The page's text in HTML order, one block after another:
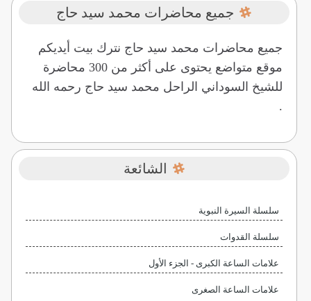
جميع محاضرات محمد سيد حاج
جميع محاضرات محمد سيد حاج نترك بيت أيديكم
موقع متواضع يحتوى على أكثر من 300 محاضرة
للشيخ السوداني الراحل محمد سيد حاج رحمه الله
.
الشائعة
سلسلة السيرة النبوية
سلسلة القدوات
علامات الساعة الكبرى - الجزء الأول
علامات الساعة الصغرى